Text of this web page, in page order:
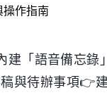
「語音備忘錄
與待辦事項👉